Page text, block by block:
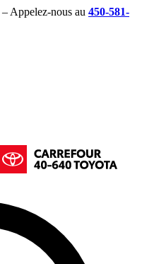
Appelez-nous au 450-581-